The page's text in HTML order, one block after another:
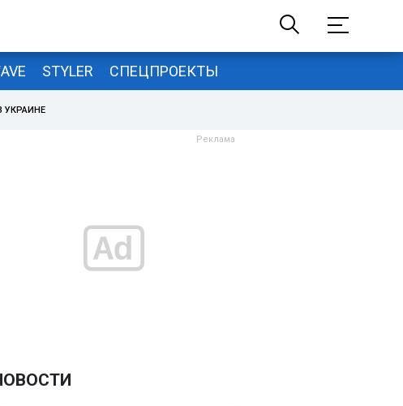
STYLER СПЕЦПРОЕКТЫ
УКРАИНЕ